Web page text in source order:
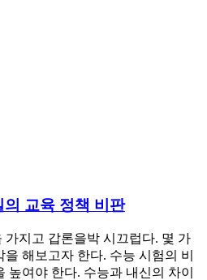
교육 정책 비판
가지고 갑론을박 시끄럽다. 몇 가
해보고자 한다. 수능 시험의 비
높여야 한다. 수능과 내신의 차이